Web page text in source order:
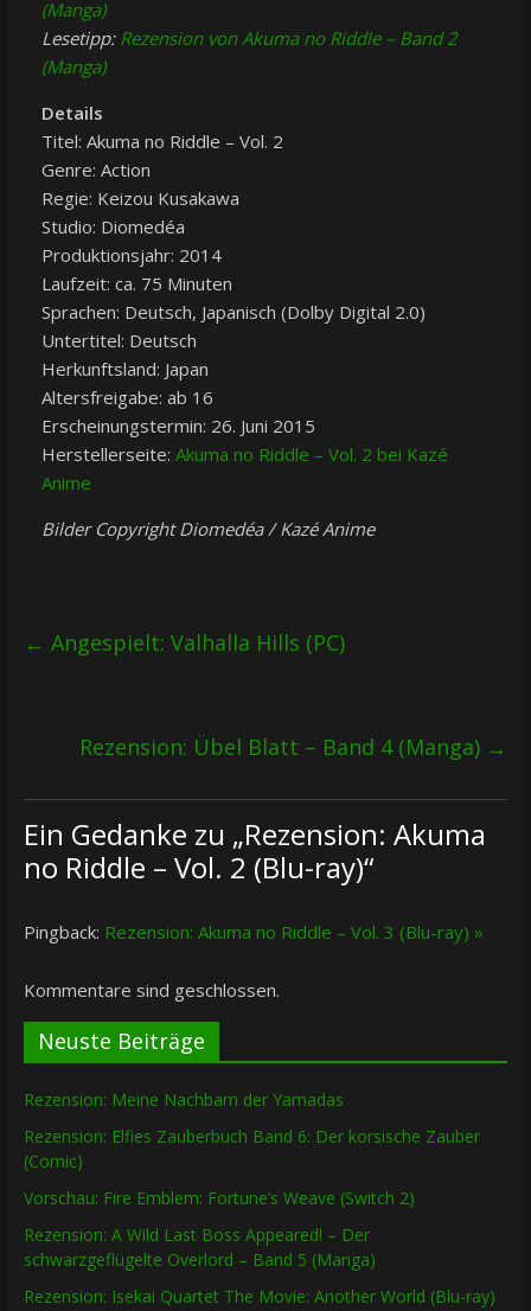
(Manga)
Lesetipp: Rezension von Akuma no Riddle – Band 2
(Manga)
Details
Titel: Akuma no Riddle – Vol. 2
Genre: Action
Regie: Keizou Kusakawa
Studio: Diomedéa
Produktionsjahr: 2014
Laufzeit: ca. 75 Minuten
Sprachen: Deutsch, Japanisch (Dolby Digital 2.0)
Untertitel: Deutsch
Herkunftsland: Japan
Altersfreigabe: ab 16
Erscheinungstermin: 26. Juni 2015
Herstellerseite: Akuma no Riddle – Vol. 2 bei Kazé
Anime
Bilder Copyright Diomedéa / Kazé Anime
← Angespielt: Valhalla Hills (PC)
Rezension: Übel Blatt – Band 4 (Manga) →
Ein Gedanke zu „Rezension: Akuma
no Riddle – Vol. 2 (Blu-ray)“
Pingback: Rezension: Akuma no Riddle – Vol. 3 (Blu-ray) »
Kommentare sind geschlossen.
Neuste Beiträge
Rezension: Meine Nachbarn der Yamadas
Rezension: Elfies Zauberbuch Band 6: Der korsische Zauber
(Comic)
Vorschau: Fire Emblem: Fortune’s Weave (Switch 2)
Rezension: A Wild Last Boss Appeared! – Der
schwarzgeflügelte Overlord – Band 5 (Manga)
Rezension: Isekai Quartet The Movie: Another World (Blu-ray)